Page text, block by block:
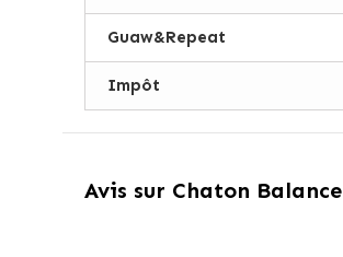
Guaw&Repeat
Impôt
Avis sur Chaton Balance